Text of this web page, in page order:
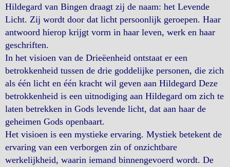
Hildegard van Bingen draagt zij de naam: het Levende
Licht. Zij wordt door dat licht persoonlijk geroepen. Haar
antwoord hierop krijgt vorm in haar leven, werk en haar
geschriften.
In het visioen van de Drieëenheid ontstaat er een
betrokkenheid tussen de drie goddelijke personen, die zich
als één licht en één kracht wil geven aan Hildegard Deze
betrokkenheid is een uitnodiging aan Hildegard om zich te
laten betrekken in Gods levende licht, dat aan haar de
geheimen Gods openbaart.
Het visioen is een mystieke ervaring. Mystiek betekent de
ervaring van een verborgen zin of onzichtbare
werkelijkheid, waarin iemand binnengevoerd wordt. De